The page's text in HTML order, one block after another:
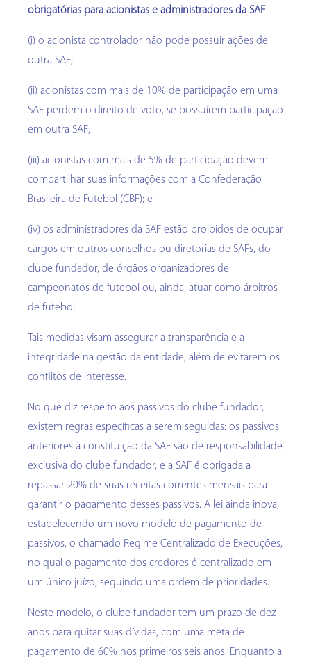
obrigatórias para acionistas e administradores da SAF
(i) o acionista controlador não pode possuir ações de
outra SAF;
(ii) acionistas com mais de 10% de participação em uma
SAF perdem o direito de voto, se possuírem participação
em outra SAF;
(iii) acionistas com mais de 5% de participação devem
compartilhar suas informações com a Confederação
Brasileira de Futebol (CBF); e
(iv) os administradores da SAF estão proibidos de ocupar
cargos em outros conselhos ou diretorias de SAFs, do
clube fundador, de órgãos organizadores de
campeonatos de futebol ou, ainda, atuar como árbitros
de futebol.
Tais medidas visam assegurar a transparência e a
integridade na gestão da entidade, além de evitarem os
conflitos de interesse.
No que diz respeito aos passivos do clube fundador,
existem regras específicas a serem seguidas: os passivos
anteriores à constituição da SAF são de responsabilidade
exclusiva do clube fundador, e a SAF é obrigada a
repassar 20% de suas receitas correntes mensais para
garantir o pagamento desses passivos. A lei ainda inova,
estabelecendo um novo modelo de pagamento de
passivos, o chamado Regime Centralizado de Execuções,
no qual o pagamento dos credores é centralizado em
um único juízo, seguindo uma ordem de prioridades.
Neste modelo, o clube fundador tem um prazo de dez
anos para quitar suas dívidas, com uma meta de
pagamento de 60% nos primeiros seis anos. Enquanto a